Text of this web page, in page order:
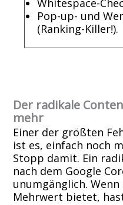
Pop-up- und
(Ranking-Killer!).
Der radikale
mehr
Einer der größten
ist es, einfach noch
Stopp damit. Ein
nach dem Google
unumgänglich.
Mehrwert bietet,